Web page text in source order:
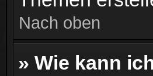
Nach oben
» Wie kann